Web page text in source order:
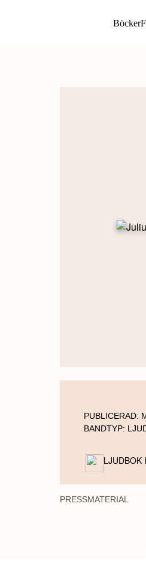
Böcker
PUBLICERAD:
BANDTYP:
LJUDBOK
PRESSMATERIAL